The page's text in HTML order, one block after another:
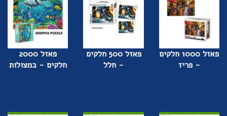
פאזל 1000 חלקים
- פריז
פאזל 500 חלקים
- חלל
פאזל 2000
חלקים - במצולות